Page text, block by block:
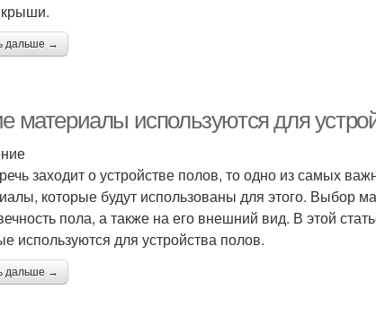
дальше →
материалы используются для
заходит о устройстве полов, то одно из самых
которые будут использованы для этого. Выбор
пола, а также на его внешний вид. В этой
используются для устройства полов.
дальше →